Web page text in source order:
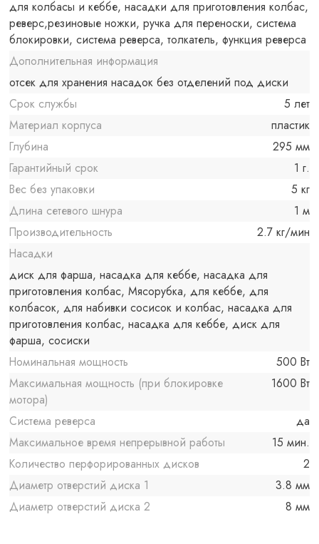
для колбасы и кеббе, насадки для приготовления колбас,
реверс,резиновые ножки, ручка для переноски, система
блокировки, система реверса, толкатель, функция реверса
Дополнительная информация
отсек для хранения насадок без отделений под диски
Срок службы
5 лет
Материал корпуса
пластик
Глубина
295 мм
Гарантийный срок
1 г.
Вес без упаковки
5 кг
Длина сетевого шнура
1 м
Производительность
2.7 кг/мин
Насадки
диск для фарша, насадка для кеббе, насадка для
приготовления колбас, Мясорубка, для кеббе, для
колбасок, для набивки сосисок и колбас, насадка для
приготовления колбас, насадка для кеббе, диск для
фарша, сосиски
Номинальная мощность
500 Вт
Максимальная мощность (при блокировке
мотора)
1600 Вт
Система реверса
да
Максимальное время непрерывной работы
15 мин.
Количество перфорированных дисков
2
Диаметр отверстий диска 1
3.8 мм
Диаметр отверстий диска 2
8 мм